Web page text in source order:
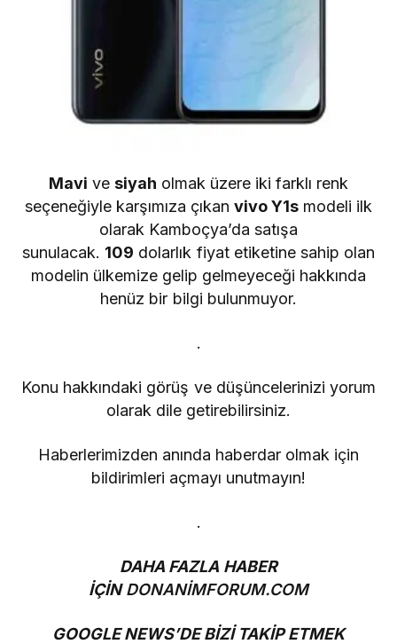
Mavi ve siyah olmak üzere iki farklı renk
seçeneğiyle karşımıza çıkan vivo Y1s modeli ilk
olarak Kamboçya’da satışa
sunulacak. 109 dolarlık fiyat etiketine sahip olan
modelin ülkemize gelip gelmeyeceği hakkında
henüz bir bilgi bulunmuyor.
.
Konu hakkındaki görüş ve düşüncelerinizi yorum
olarak dile getirebilirsiniz.
Haberlerimizden anında haberdar olmak için
bildirimleri açmayı unutmayın!
.
DAHA FAZLA HABER
İÇİNDONANİMFORUM.COM
GOOGLE NEWS’DE BİZİ TAKİP ETMEK